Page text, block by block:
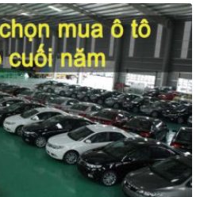
đảm bảo chiếc xe của mình hoàn
Dưới đây là một số việc cần làm
cũ.